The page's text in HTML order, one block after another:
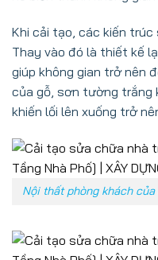
Khi cải tạo, các kiến
Thay vào đó là thiết kế
giúp không gian trở nên
của gỗ, sơn tường trắng
khiến lối lên xuống trở
Nội thất phòng khách